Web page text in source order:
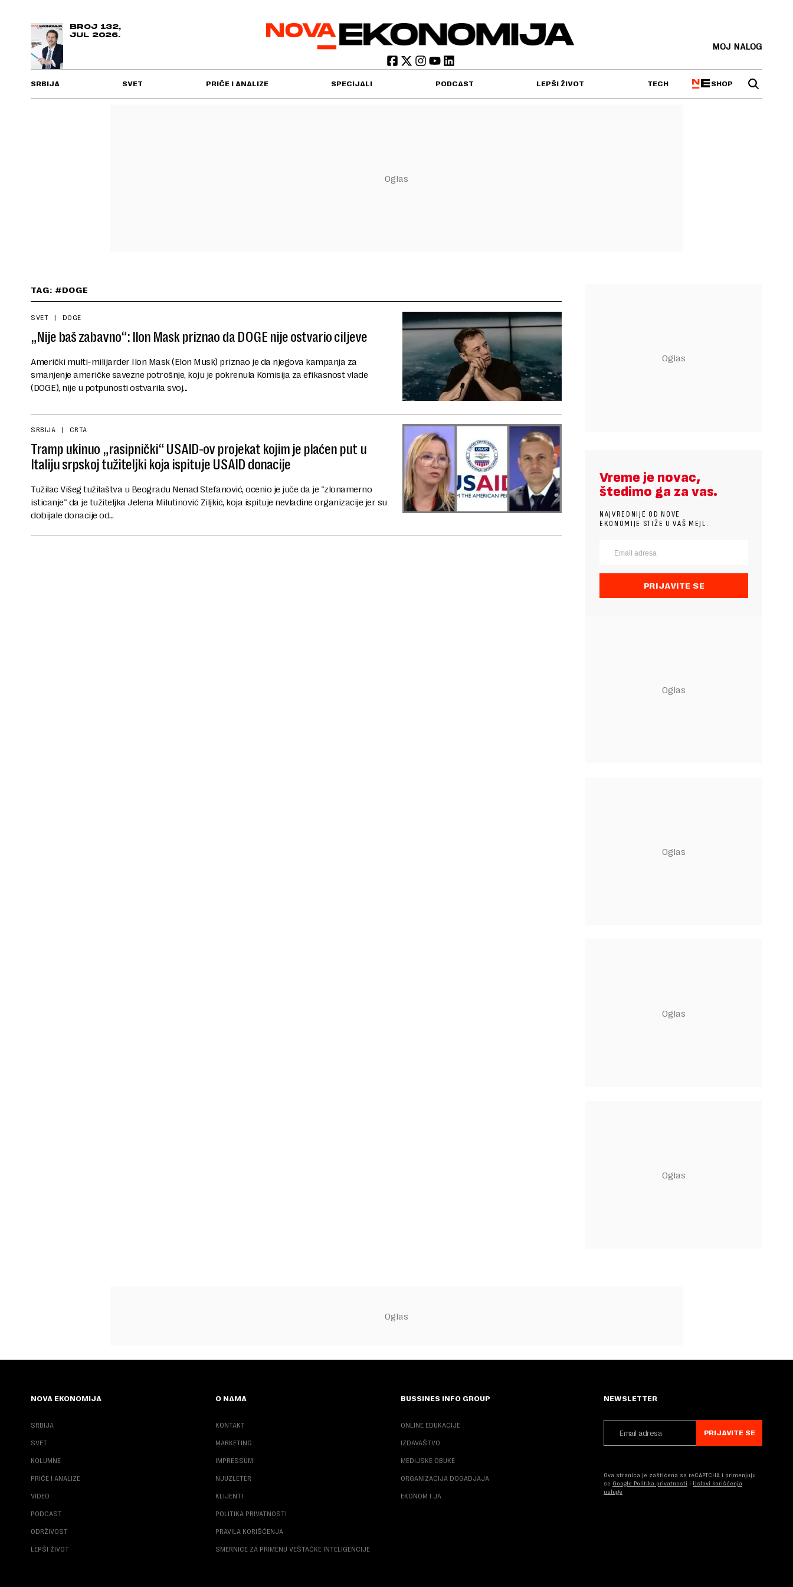
BROJ 132,
JUL 2026.
MOJ NALOG
SRBIJA SVET PRIČE I ANALIZE SPECIJALI PODCAST LEPŠI ŽIVOT TECH SHOP
TAG: #DOGE
SVET DOGE
„Nije baš zabavno“: Ilon Mask priznao da DOGE nije ostvario ciljeve
Američki multi-milijarder Ilon Mask (Elon Musk) priznao je da njegova kampanja za
smanjenje američke savezne potrošnje, koju je pokrenula Komisija za efikasnost vlade
(DOGE), nije u potpunosti ostvarila svoj...
SRBIJA CRTA
Tramp ukinuo „rasipnički“ USAID-ov projekat kojim je plaćen put u
Italiju srpskoj tužiteljki koja ispituje USAID donacije
Tužilac Višeg tužilaštva u Beogradu Nenad Stefanović, ocenio je juče da je "zlonamerno
isticanje" da je tužiteljka Jelena Milutinović Ziljkić, koja ispituje nevladine organizacije jer su
dobijale donacije od...
Vreme je novac,
štedimo ga za vas.
NAJVREDNIJE OD NOVE
EKONOMIJE STIŽE U VAŠ MEJL.
PRIJAVITE SE
NOVA EKONOMIJA
SRBIJA
SVET
KOLUMNE
PRIČE I ANALIZE
VIDEO
PODCAST
ODRŽIVOST
LEPŠI ŽIVOT
O NAMA
KONTAKT
MARKETING
IMPRESSUM
NJUZLETER
KLIJENTI
POLITIKA PRIVATNOSTI
PRAVILA KORIŠĆENJA
SMERNICE ZA PRIMENU VEŠTAČKE INTELIGENCIJE
BUSSINES INFO GROUP
ONLINE EDUKACIJE
IZDAVAŠTVO
MEDIJSKE OBUKE
ORGANIZACIJA DOGADJAJA
EKONOM I JA
NEWSLETTER
PRIJAVITE SE
Ova stranica je zaštićena sa reCAPTCHA i primenjuju
se Google Politika privatnosti i Uslovi korišćenja
usluge